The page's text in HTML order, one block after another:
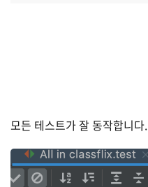
모든 테스트가 잘 동작합니다.